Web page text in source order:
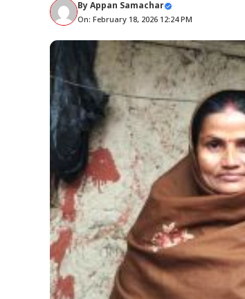
ByAppan Samachar
On: February 18, 2026 12:24 PM